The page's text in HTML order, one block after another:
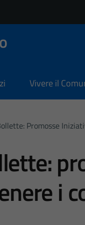
Vivere il
Promosse
i